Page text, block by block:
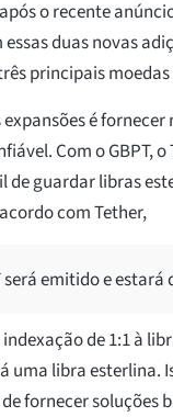
o recente
essas duas novas
principais
expansões é
Com o GBPT,
de guardar libras
com Tether,
será emitido e
indexação de 1:1 à
uma libra esterlina.
fornecer